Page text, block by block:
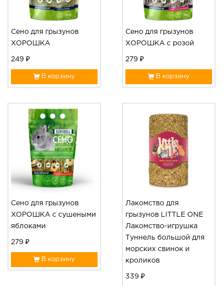
В корзину
Сено для грызунов
ХОРОШКА
249 ₽
В корзину
Сено для грызунов
ХОРОШКА с розой
279 ₽
В корзину
Сено для грызунов
ХОРОШКА с сушеными
яблоками
279 ₽
Лакомство для
грызунов LITTLE ONE
Лакомство-игрушка
Туннель большой для
морских свинок и
кроликов
339 ₽